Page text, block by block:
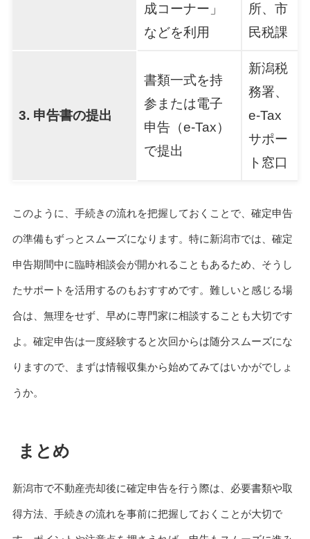
成コーナー」
などを利用
所、市
民税課
3. 申告書の提出
書類一式を持
参または電子
申告（e-Tax）
で提出
新潟税
務署、
e-Tax
サポー
ト窓口
このように、手続きの流れを把握しておくことで、確定申告
の準備もずっとスムーズになります。特に新潟市では、確定
申告期間中に臨時相談会が開かれることもあるため、そうし
たサポートを活用するのもおすすめです。難しいと感じる場
合は、無理をせず、早めに専門家に相談することも大切です
よ。確定申告は一度経験すると次回からは随分スムーズにな
りますので、まずは情報収集から始めてみてはいかがでしょ
うか。
まとめ
新潟市で不動産売却後に確定申告を行う際は、必要書類や取
得方法、手続きの流れを事前に把握しておくことが大切で